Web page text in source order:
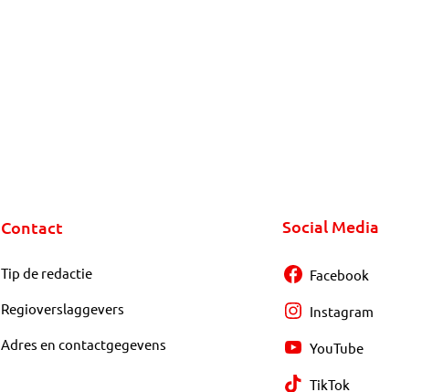
Contact
Tip de redactie
Regioverslaggevers
Adres en contactgegevens
Social Media
Facebook
Instagram
YouTube
TikTok